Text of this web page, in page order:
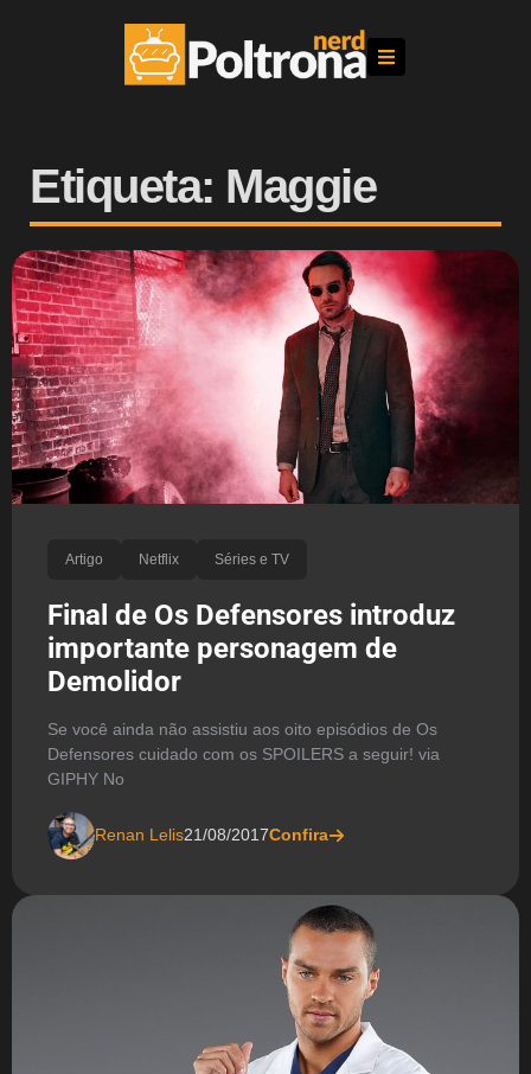
Etiqueta: Maggie
Artigo Netflix Séries e TV
Final de Os Defensores introduz
importante personagem de
Demolidor
Se você ainda não assistiu aos oito episódios de Os
Defensores cuidado com os SPOILERS a seguir! via
GIPHY No
Renan Lelis21/08/2017Confira